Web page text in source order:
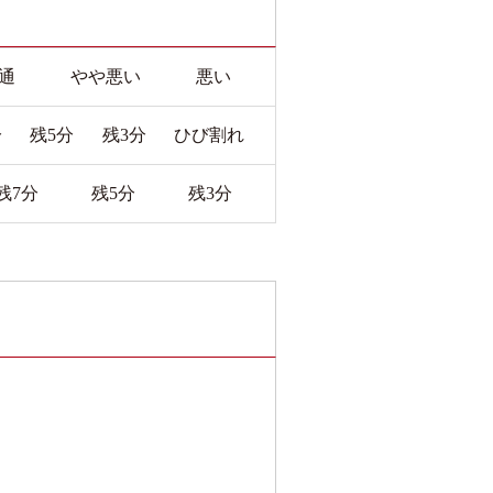
やや悪い 悪い
残5分 残3分 ひび割れ
7分 残5分 残3分